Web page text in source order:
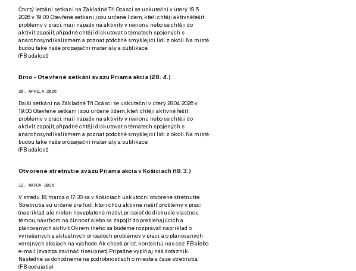
Čtvrtý letošní setkání na Základně Tři Ocásci se uskuteční v úterý 19. 5.
2026 v 19:00. Otevřené setkání jsou určené lidem, kteří chtějí aktivněřešit
problémy v práci, mají nápady na aktivity v regionu nebo se chtějí do
aktivit zapojit, případně chtějí diskutovat o tématech spojených s
anarchosyndikalismem a poznat podobně smýšlející lidi z okolí. Na místě
budou také naše propagační materiály a publikace.
(FB událost)
Brno - Otevřené setkání svazu Priama akcia (28. 4.)
20. APRÍLA 2026
Další setkání na Základně Tři Ocásci se uskuteční v úterý 28.04. 2026 v
19:00. Otevřené setkání jsou určené lidem, kteří chtějí aktivně řešit
problémy v práci, mají nápady na aktivity v regionu nebo se chtějí do
aktivit zapojit, případně chtějí diskutovat o tématech spojených s
anarchosyndikalismem a poznat podobně smýšlející lidi z okolí. Na místě
budou také naše propagační materiály a publikace.
(FB událost)
Otvorené stretnutie zväzu Priama akcia v Košiciach (18.3.)
12. MARCA 2026
V stredu 18. marca o 17:30 sa v Košiciach uskutoční otvorené stretnutie.
Stretnutia sú určené pre ľudí, ktorí chcú aktívne riešiť problémy v práci
(napríklad, ale nielen nevyplatené mzdy), prispieť do diskusie vlastnou
témou, návrhom na činnosť alebo sa zapojiť do prebiehajúcich a
plánovaných aktivít. Okrem iného sa budeme rozprávať napríklad o
vyriešených a aktuálnych prípadoch problémov v práci, a o plánovaných
verejných akciach na východe. Ak chceš prísť, kontaktuj nás cez FBalebo
e-mail (zvazpa zavináč riseup.net). Prípadnevyplň aj náš dotazník.
Následne sa dohodneme na podrobnostiach o mieste a čase stretnutia.
(FB podujatie)